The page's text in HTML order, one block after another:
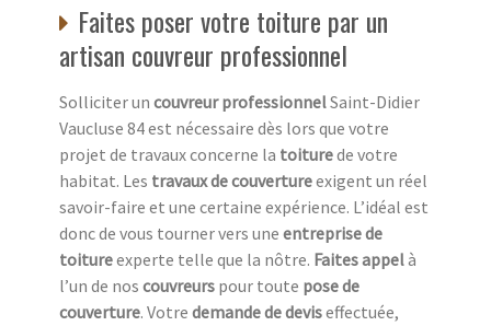
Faites poser votre toiture par un
artisan couvreur professionnel
Solliciter un couvreur professionnelSaint-Didier
Vaucluse 84 est nécessaire dès lors que votre
projet de travaux concerne la toiturede votre
habitat. Les travaux de couvertureexigent un réel
savoir-faire et une certaine expérience. L’idéal est
donc de vous tourner vers une entreprise de
toitureexperte telle que la nôtre. Faites appelà
l’un de nos couvreurs pour toute pose de
couverture. Votre demande de deviseffectuée,